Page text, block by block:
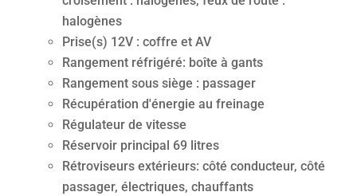
halogènes
Prise(s) 12V : coffre et AV
Rangement réfrigéré: boîte à gants
Rangement sous siège : passager
Récupération d'énergie au freinage
Régulateur de vitesse
Réservoir principal 69 litres
Rétroviseurs extérieurs: côté conducteur, côté
passager, électriques, chauffants